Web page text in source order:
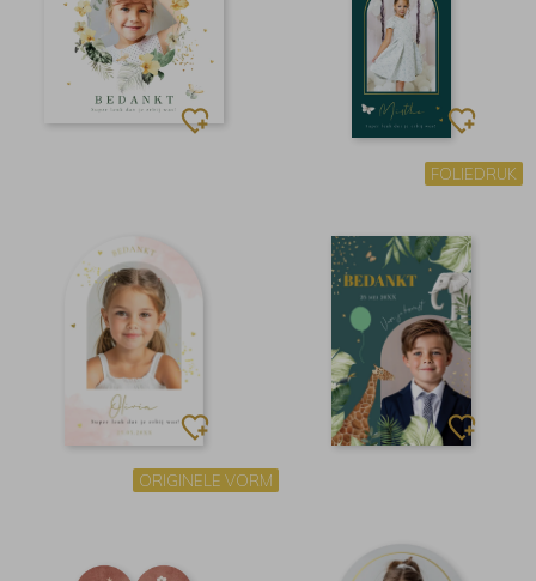
FOLIEDRUK
ORIGINELE VORM